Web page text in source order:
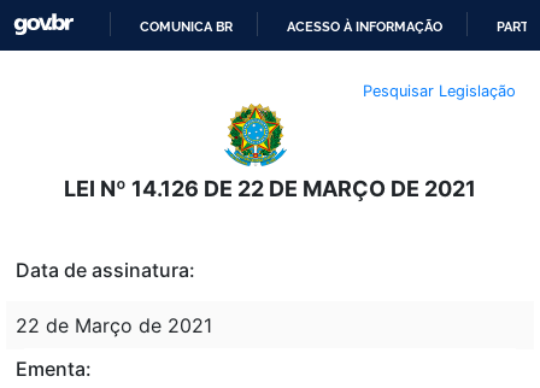
O
CONTEÚDO
COMUNICA BR ACESSO À INFORMAÇÃO
Pesquisar Legislação
LEI Nº 14.126 DE 22 DE MARÇO DE 2021
Data de assinatura:
22 de Março de 2021
Ementa: